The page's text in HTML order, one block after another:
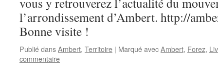
l’arrondissement d’Ambert. http://
Bonne visite !
Publié dansAmbert, Territoire | Marqué avecAmbert, Forez,
commentaire